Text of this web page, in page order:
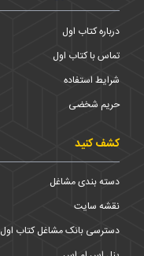
درباره کتاب اول
تماس با کتاب اول
شرایط استفاده
حریم شخضی
کشف کنید
دسته بندی مشاغل
نقشه سایت
دسترسی بانک مشاغل کتاب اول